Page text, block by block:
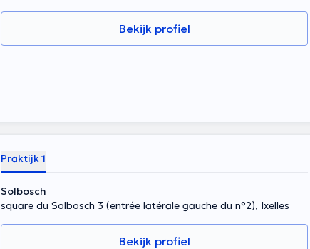
Bekijk profiel
Praktijk 1
Solbosch
square du Solbosch 3 (entrée latérale gauche du n°2), Ixelles
Bekijk profiel